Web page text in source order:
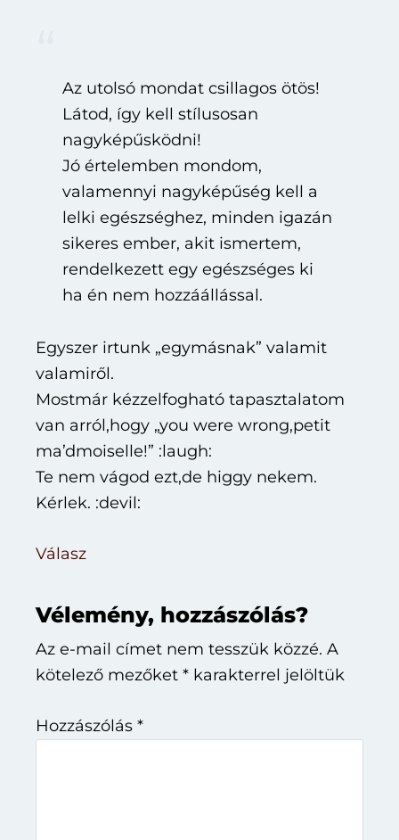
Az utolsó mondat csillagos ötös!
Látod, így kell stílusosan
nagyképűsködni!
Jó értelemben mondom,
valamennyi nagyképűség kell a
lelki egészséghez, minden igazán
sikeres ember, akit ismertem,
rendelkezett egy egészséges ki
ha én nem hozzáállással.
Egyszer irtunk „egymásnak” valamit
valamiről.
Mostmár kézzelfogható tapasztalatom
van arról,hogy „you were wrong,petit
ma’dmoiselle!” :laugh:
Te nem vágod ezt,de higgy nekem.
Kérlek. :devil:
Válasz
Vélemény, hozzászólás?
Az e-mail címet nem tesszük közzé. A
kötelező mezőket * karakterrel jelöltük
Hozzászólás *